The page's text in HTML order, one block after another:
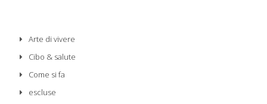
Arte di vivere
Cibo & salute
Come si fa
escluse